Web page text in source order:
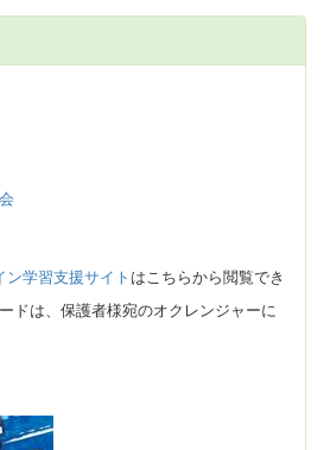
ン学習支援サイト はこちらから閲覧でき
ドは、保護者様宛のオクレンジャーに